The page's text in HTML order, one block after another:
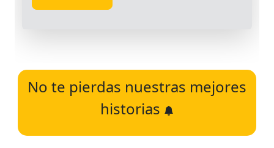
No te pierdas nuestras mejores
historias